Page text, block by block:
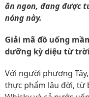
ăn ngon, đang được
nóng này.
Giải mã đồ uống
dưỡng kỳ diệu từ
Với người phương
thực phẩm lâu đời, từ